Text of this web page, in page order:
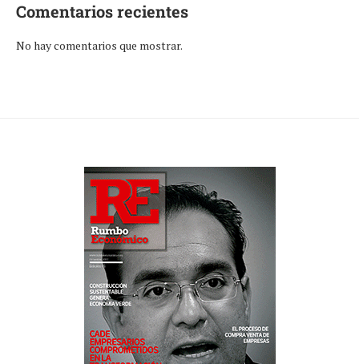
Comentarios recientes
No hay comentarios que mostrar.